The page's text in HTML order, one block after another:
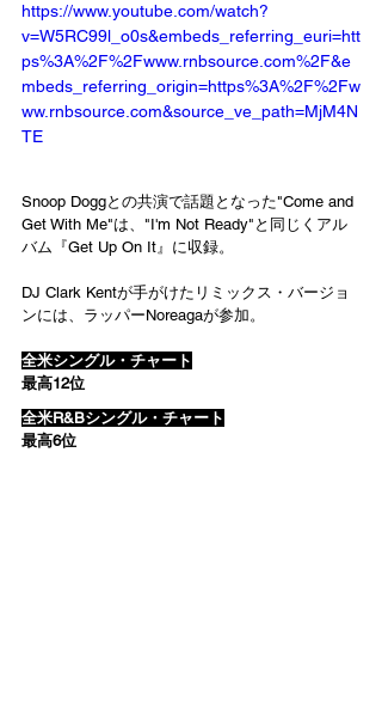
https://www.youtube.com/watch?
v=W5RC99l_o0s&embeds_referring_euri=htt
ps%3A%2F%2Fwww.rnbsource.com%2F&e
mbeds_referring_origin=https%3A%2F%2Fw
ww.rnbsource.com&source_ve_path=MjM4N
TE
Snoop Doggとの共演で話題となった"Come and
Get With Me"は、"I'm Not Ready"と同じくアル
バム『Get Up On It』に収録。
DJ Clark Kentが手がけたリミックス・バージョ
ンには、ラッパーNoreagaが参加。
全米シングル・チャート
最高12位
全米R&Bシングル・チャート
最高6位